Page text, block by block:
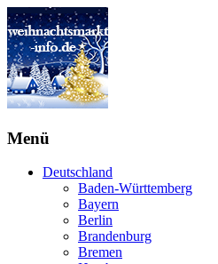
Menü
Deutschland
Baden-Württemberg
Bayern
Berlin
Brandenburg
Bremen